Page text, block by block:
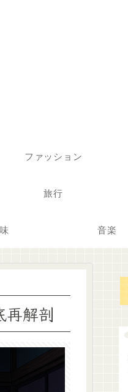
ファッション
旅行
音楽
再解剖